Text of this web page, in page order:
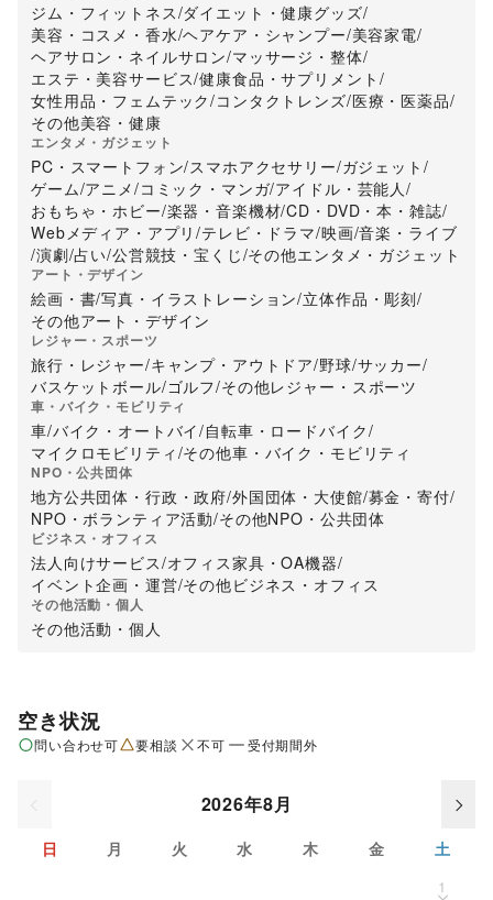
ジム・フィットネス/ダイエット・健康グッズ/
美容・コスメ・香水/ヘアケア・シャンプー/美容家電/
ヘアサロン・ネイルサロン/マッサージ・整体/
エステ・美容サービス/健康食品・サプリメント /
女性用品・フェムテック/コンタクトレンズ/医療・医薬品/
その他美容・健康
エンタメ・ガジェット
PC・スマートフォン/スマホアクセサリー/ガジェット /
ゲーム/アニメ/コミック・マンガ/アイドル・芸能人/
おもちゃ・ホビー/楽器・音楽機材/CD・DVD・本・雑誌/
Webメディア・アプリ/テレビ・ドラマ/映画/音楽・ライブ
/演劇/占い/公営競技・宝くじ/その他エンタメ・ガジェット
アート・デザイン
絵画・書/写真・イラストレーション/立体作品・彫刻/
その他アート・デザイン
レジャー・スポーツ
旅行・レジャー/キャンプ・アウトドア/野球/サッカー/
バスケットボール/ゴルフ/その他レジャー・スポーツ
車・バイク・モビリティ
車/バイク・オートバイ/自転車・ロードバイク/
マイクロモビリティ /その他車・バイク・モビリティ
NPO・公共団体
地方公共団体・行政・政府/外国団体・大使館/募金・寄付/
NPO・ボランティア活動/その他NPO・公共団体
ビジネス・オフィス
法人向けサービス/オフィス家具・OA機器/
イベント企画・運営/その他ビジネス・オフィス
その他活動・個人
その他活動・個人
空き状況
問い合わせ可 要相談 不可 受付期間外
2026年8月
日 月 火 水 木 金 土
1